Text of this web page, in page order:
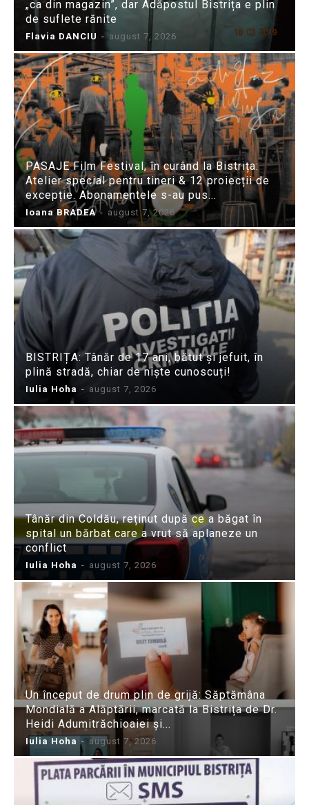
„ca din magazin”, dar Adăpostul Bistrița e plin
de suflete rănite
Flavia DANCIU - august 7, 2026
PASAJE Film Festival, în curând la Bistrița:
Atelier special pentru tineri & 12 proiecții de
excepție. Abonamentele s-au pus...
Ioana BRADEA - august 7, 2026
BISTRIȚA: Tânăr de 17 ani, bătut și jefuit, în
plină stradă, chiar de niște cunoscuți!
Iulia Hoha - august 7, 2026
Tânăr din Coldău, reținut după ce a băgat în
spital un bărbat care a vrut să aplaneze un
conflict
Iulia Hoha - august 7, 2026
Un început de drum plin de grijă: Săptămâna
Mondială a Alăptării, marcată la Bistrița de Dr.
Heidi Adumitrăchioaiei și...
Iulia Hoha - august 7, 2026